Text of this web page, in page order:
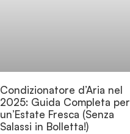
Condizionatore d’Aria nel
2025: Guida Completa per
un’Estate Fresca (Senza
Salassi in Bolletta!)